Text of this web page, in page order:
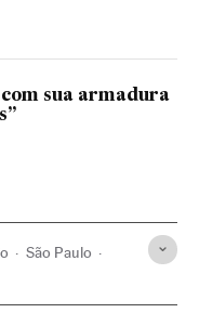
sua armadura
São Paulo